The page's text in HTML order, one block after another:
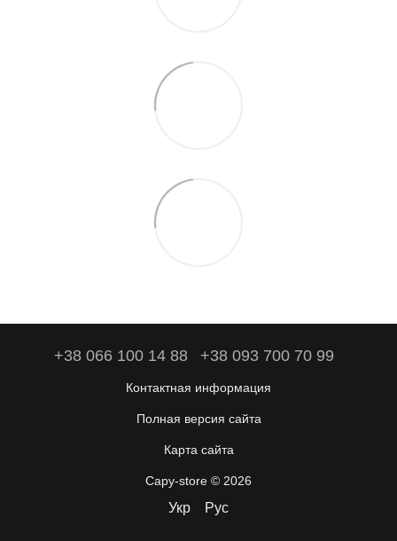
+38 066 100 14 88 +38 093 700 70 99
Контактная информация
Полная версия сайта
Карта сайта
Capy-store © 2026
Укр Рус